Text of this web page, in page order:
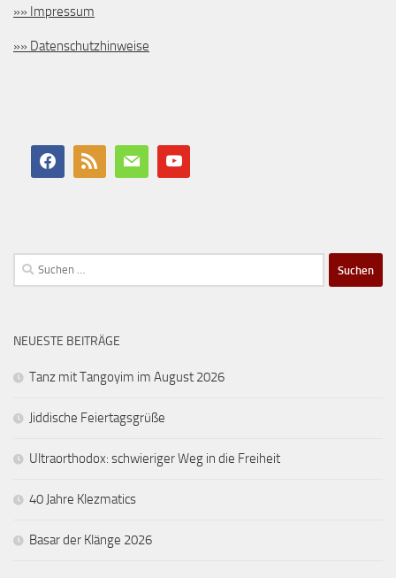
»» Impressum
»» Datenschutzhinweise
Suchen
nach:
NEUESTE BEITRÄGE
Tanz mit Tangoyim im August 2026
Jiddische Feiertagsgrüße
Ultraorthodox: schwieriger Weg in die Freiheit
40 Jahre Klezmatics
Basar der Klänge 2026